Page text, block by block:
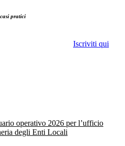
pratici
Iscriviti qui
operativo 2026 per l’ufficio
degli Enti Locali